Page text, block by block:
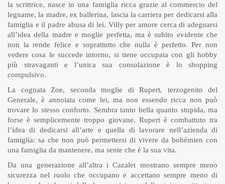
la scrittrice, nasce in una famiglia ricca grazie al commercio del
legname, la madre, ex ballerina, lascia la carriera per dedicarsi alla
famiglia e il padre abusa di lei. Villy per amore cerca di adeguarsi
all’idea della madre e moglie perfetta, ma è subito evidente che
non la rende felice e soprattutto che nulla è perfetto. Per non
vedere cosa le succede intorno, si tiene occupata con gli hobby
più stravaganti e l’unica sua consolazione è lo shopping
compulsivo.
La cognata Zoe, seconda moglie di Rupert, terzogenito del
Generale, è annoiata come lei, ma non essendo ricca non può
trovare lo stesso conforto. Sembra tanto bella quanto stupida, ma
forse è semplicemente troppo giovane. Rupert è combattuto tra
l’idea di dedicarsi all’arte e quella di lavorare nell’azienda di
famiglia: sa che non può permettersi di vivere da bohémien con
una famiglia da mantenere, ma sente che è la sua vita.
Da una generazione all’altra i Cazalet mostrano sempre meno
sicurezza nel ruolo che occupano e accettano sempre meno di